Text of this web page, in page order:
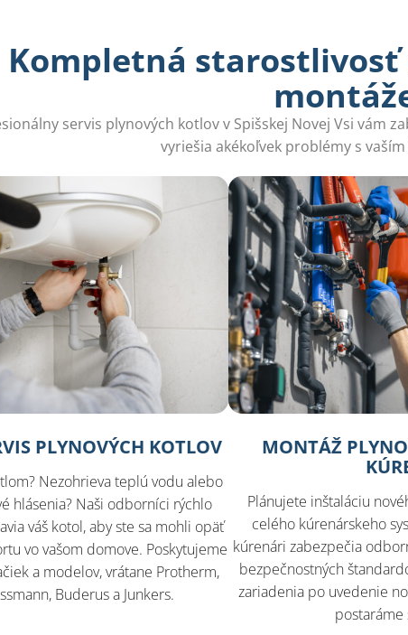
Kompletná starostlivosť
servis plynových kotlov v Spišskej Novej Vsi vám
vyriešia akékoľvek problémy s
PLYNOVÝCH KOTLOV
Nezohrieva teplú vodu alebo
hlásenia? Naši odborníci rýchlo
váš kotol, aby ste sa mohli opäť
vo vašom domove. Poskytujeme
a modelov, vrátane Protherm,
Buderus a Junkers.​
MONTÁŽ
Plánujete inštaláciu
celého kúrenárskeho
kúrenári zabezpečia
bezpečnostných
zariadenia po uvedenie
postaráme